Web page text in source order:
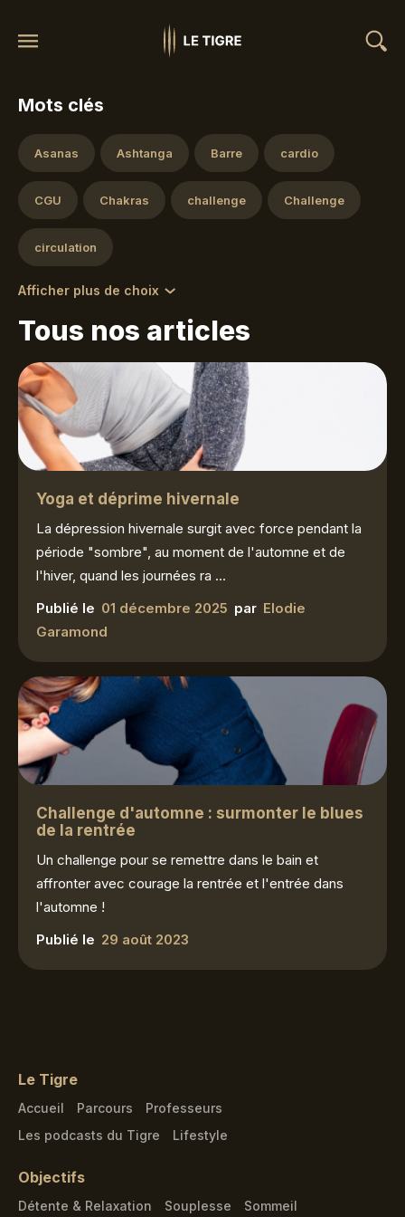
Tous nos articles
Yoga et déprime hivernale
La dépression hivernale surgit avec force pendant la
période "sombre", au moment de l'automne et de
l'hiver, quand les journées ra ...
Publié le 01 décembre 2025 par Elodie
Garamond
Challenge d'automne : surmonter le blues
de la rentrée
Un challenge pour se remettre dans le bain et
affronter avec courage la rentrée et l'entrée dans
l'automne !
Publié le 29 août 2023
Mots clés
Asanas Ashtanga Barre cardio
CGU Chakras challenge Challenge
circulation
Afficher plus de choix
Le Tigre
Accueil Parcours
Professeurs
Les podcasts du Tigre
Lifestyle
Objectifs
Détente & Relaxation Souplesse Sommeil